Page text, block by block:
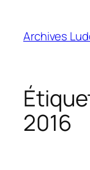
contenu
Archives
2016